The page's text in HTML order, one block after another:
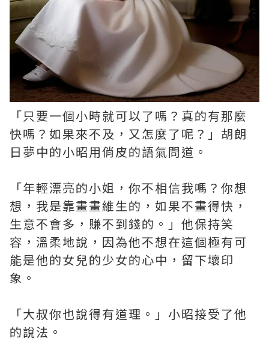
「只要一個小時就可以了嗎？真的有那麼
快嗎？如果來不及，又怎麼了呢？」胡朗
日夢中的小昭用俏皮的語氣問道。
「年輕漂亮的小姐，你不相信我嗎？你想
想，我是靠畫畫維生的，如果不畫得快，
生意不會多，賺不到錢的。」他保持笑
容，溫柔地說，因為他不想在這個極有可
能是他的女兒的少女的心中，留下壞印
象。
「大叔你也說得有道理。」小昭接受了他
的說法。